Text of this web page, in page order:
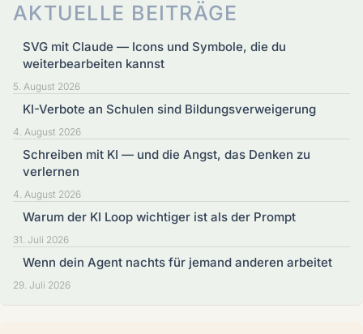
AKTUELLE BEITRÄGE
SVG mit Claude — Icons und Symbole, die du
weiterbearbeiten kannst
5. August 2026
KI-Verbote an Schulen sind Bildungsverweigerung
4. August 2026
Schreiben mit KI — und die Angst, das Denken zu
verlernen
4. August 2026
Warum der KI Loop wichtiger ist als der Prompt
31. Juli 2026
Wenn dein Agent nachts für jemand anderen arbeitet
29. Juli 2026